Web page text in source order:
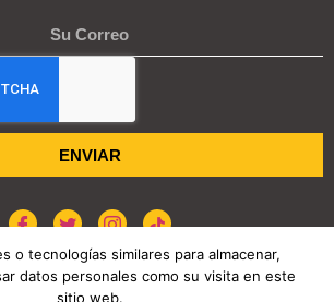
ENVIAR
DE COOKIES
o tecnologías similares para almacenar,
datos personales como su visita en este
sitio web.